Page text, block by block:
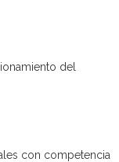
del
con competencia